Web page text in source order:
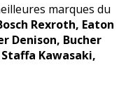
marques du
Rexroth, Eaton
Denison, Bucher
Kawasaki,